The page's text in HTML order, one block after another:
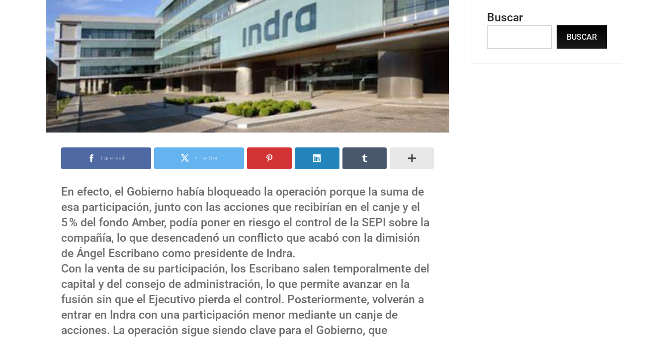
Facebook X Twitter
En efecto, el Gobierno había bloqueado la operación porque la suma de
esa participación, junto con las acciones que recibirían en el canje y el
5 % del fondo Amber, podía poner en riesgo el control de la SEPI sobre la
compañía, lo que desencadenó un conflicto que acabó con la dimisión
de Ángel Escribano como presidente de Indra.
Con la venta de su participación, los Escribano salen temporalmente del
capital y del consejo de administración, lo que permite avanzar en la
fusión sin que el Ejecutivo pierda el control. Posteriormente, volverán a
entrar en Indra con una participación menor mediante un canje de
acciones. La operación sigue siendo clave para el Gobierno, que
Buscar
BUSCAR